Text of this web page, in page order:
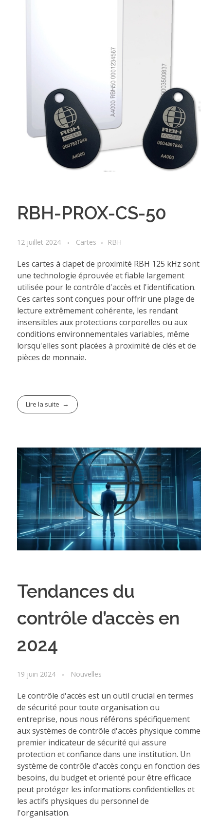
RBH-PROX-CS-50
12 juillet 2024 Cartes RBH
Les cartes à clapet de proximité RBH 125 kHz sont
une technologie éprouvée et fiable largement
utilisée pour le contrôle d'accès et l'identification.
Ces cartes sont conçues pour offrir une plage de
lecture extrêmement cohérente, les rendant
insensibles aux protections corporelles ou aux
conditions environnementales variables, même
lorsqu'elles sont placées à proximité de clés et de
pièces de monnaie.
Lire la suite
Tendances du
contrôle d’accès en
2024
19 juin 2024 Nouvelles
Le contrôle d'accès est un outil crucial en termes
de sécurité pour toute organisation ou
entreprise, nous nous référons spécifiquement
aux systèmes de contrôle d'accès physique comme
premier indicateur de sécurité qui assure
protection et confiance dans une institution. Un
système de contrôle d'accès conçu en fonction des
besoins, du budget et orienté pour être efficace
peut protéger les informations confidentielles et
les actifs physiques du personnel de
l'organisation.